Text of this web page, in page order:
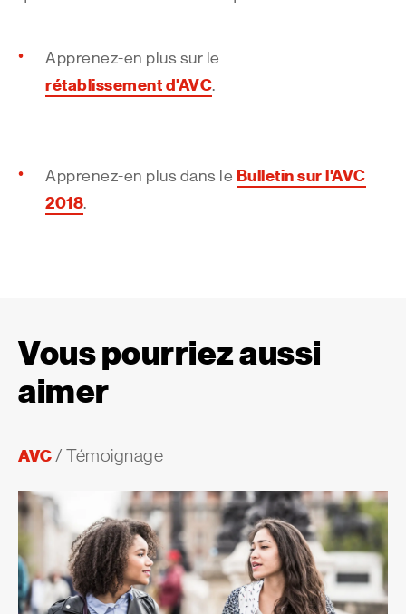
Apprenez-en plus sur le
rétablissementd'AVC.
Apprenez-en plus dans le Bulletin sur l'AVC
2018.
Vous pourriez aussi
aimer
AVC / Témoignage